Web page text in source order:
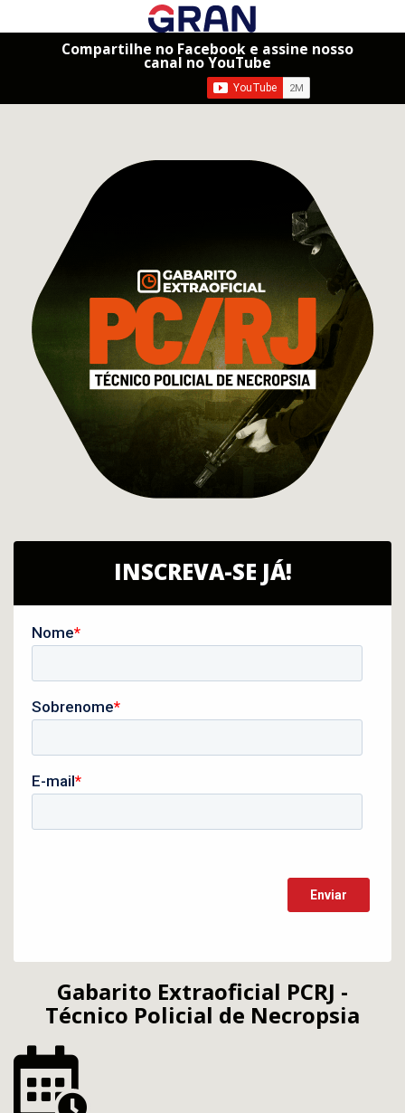
Compartilhe no Facebook e assine nosso
canal no YouTube
INSCREVA-SE JÁ!
Gabarito Extraoficial PCRJ -
Técnico Policial de Necropsia